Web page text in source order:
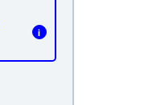
i